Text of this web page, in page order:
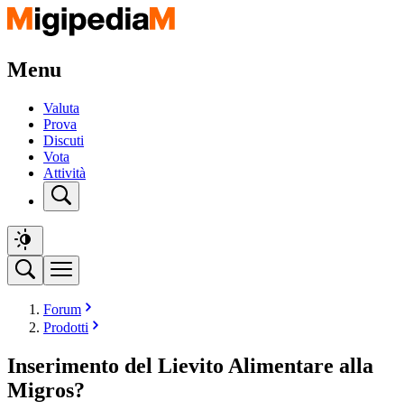
Menu
Valuta
Prova
Discuti
Vota
Attività
Forum
Prodotti
Inserimento del Lievito Alimentare alla
Migros?